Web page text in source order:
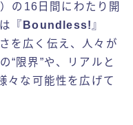
の16日間にわたり開
『 Boundless! 』
を広く伝え、人々が
“限界”や、リアルと
々な可能性を広げて